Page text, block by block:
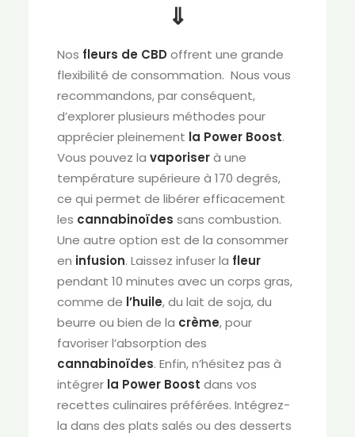
⇓
Nos fleurs de CBD offrent une grande
flexibilité de consommation. Nous vous
recommandons, par conséquent,
d’explorer plusieurs méthodes pour
apprécier pleinement la Power Boost.
Vous pouvez la vaporiserà une
température supérieure à 170 degrés,
ce qui permet de libérer efficacement
les cannabinoïdes sans combustion.
Une autre option est de la consommer
en infusion. Laissez infuser la fleur
pendant 10 minutes avec un corps gras,
comme de l’huile, du lait de soja, du
beurre ou bien de la crème, pour
favoriser l’absorption des
cannabinoïdes. Enfin, n’hésitez pas à
intégrer la Power Boost dans vos
recettes culinaires préférées. Intégrez-
la dans des plats salés ou des desserts